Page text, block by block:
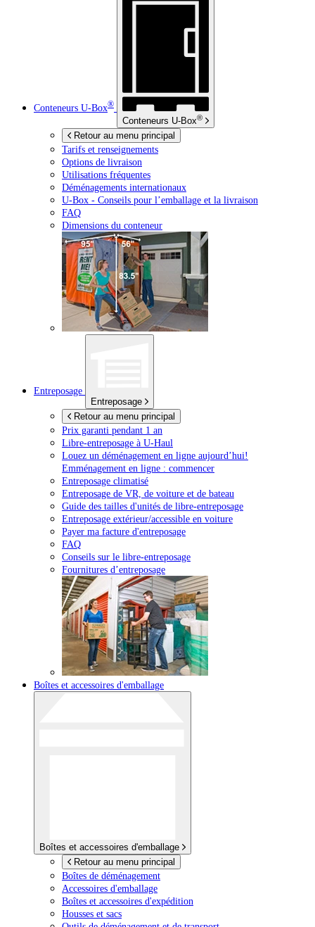
Conteneurs U-Box®
Conteneurs U-Box®
Retour au menu principal
Tarifs et renseignements
Options de livraison
Utilisations fréquentes
Déménagements internationaux
U-Box - Conseils pour l’emballage et la livraison
FAQ
Dimensions du conteneur
Entreposage
Entreposage
Retour au menu principal
Prix garanti pendant 1 an
Libre-entreposage à U-Haul
Louez un déménagement en ligne aujourd’hui!
Emménagement en ligne : commencer
Entreposage climatisé
Entreposage de VR, de voiture et de bateau
Guide des tailles d'unités de libre-entreposage
Entreposage extérieur/accessible en voiture
Payer ma facture d'entreposage
FAQ
Conseils sur le libre-entreposage
Fournitures d’entreposage
Boîtes et accessoires d'emballage
Boîtes et accessoires d'emballage
Retour au menu principal
Boîtes de déménagement
Accessoires d'emballage
Boîtes et accessoires d'expédition
Housses et sacs